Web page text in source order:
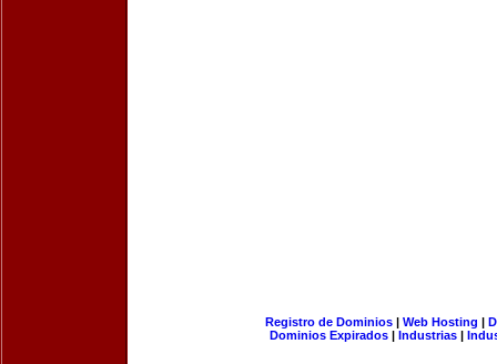
Registro de Dominios| Web Hosting |
Dominios Expirados | Industrias |